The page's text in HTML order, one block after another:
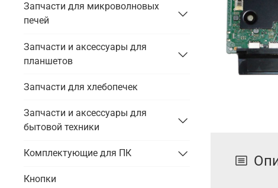
Запчасти для микроволновых
печей
Запчасти и аксессуары для
планшетов
Запчасти для хлебопечек
Запчасти и аксессуары для
бытовой техники
Комплектующие для ПК
Кнопки